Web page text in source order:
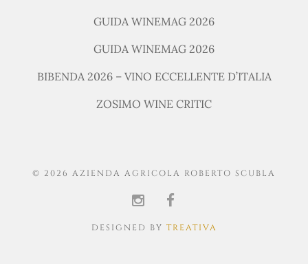
GUIDA WINEMAG 2026
GUIDA WINEMAG 2026
BIBENDA 2026 – VINO ECCELLENTE D’ITALIA
ZOSIMO WINE CRITIC
© 2026 AZIENDA AGRICOLA ROBERTO SCUBLA
DESIGNED BY TREATIVA